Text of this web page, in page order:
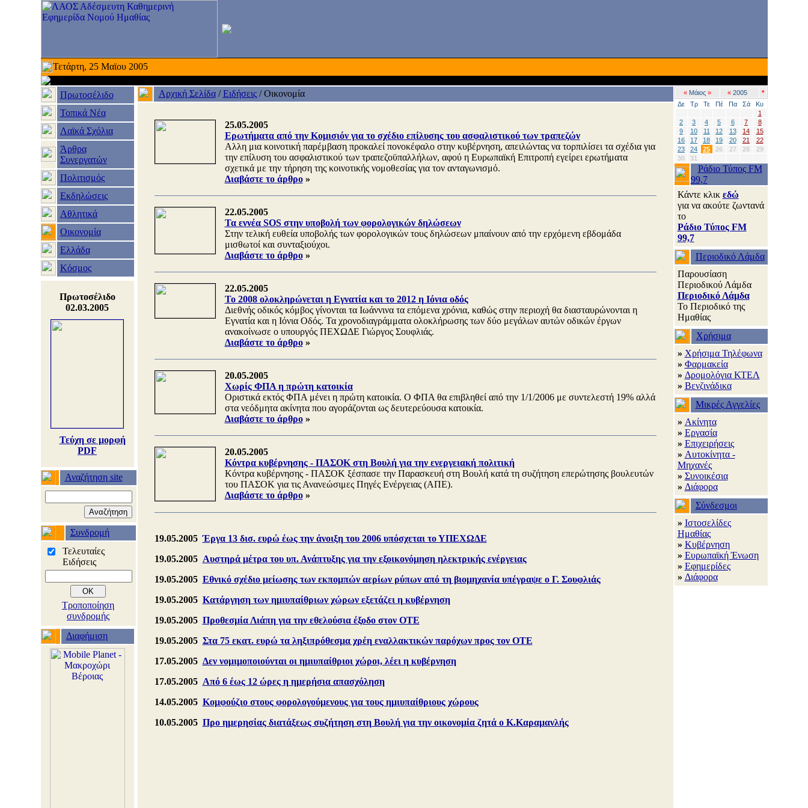
Τετάρτη, 25 Μαϊου 2005
Πρωτοσέλιδο
Τοπικά Νέα
Λαϊκά Σχόλια
Άρθρα
Συνεργατών
Πολιτισμός
Εκδηλώσεις
Αθλητικά
Οικονομία
Ελλάδα
Κόσμος
Πρωτοσέλιδο
02.03.2005
Τεύχη σε μορφή
PDF
Αναζήτηση site
Συνδρομή
Τελευταίες
Ειδήσεις
Τροποποίηση
συνδρομής
Διαφήμιση
Αρχική Σελίδα/Ειδήσεις/Οικονομία
25.05.2005
Ερωτήματα από την Κομισιόν για το σχέδιο επίλυσης του ασφαλιστικού των τραπεζών
Αλλη μια κοινοτική παρέμβαση προκαλεί πονοκέφαλο στην κυβέρνηση, απειλώντας να τορπιλίσει τα σχέδια για
την επίλυση του ασφαλιστικού των τραπεζοϋπαλλήλων, αφού η Ευρωπαϊκή Επιτροπή εγείρει ερωτήματα
σχετικά με την τήρηση της κοινοτικής νομοθεσίας για τον ανταγωνισμό.
Διαβάστε το άρθρο»
22.05.2005
Τα εννέα SOS στην υποβολή των φορολογικών δηλώσεων
Στην τελική ευθεία υποβολής των φορολογικών τους δηλώσεων μπαίνουν από την ερχόμενη εβδομάδα
μισθωτοί και συνταξιούχοι.
Διαβάστε το άρθρο»
22.05.2005
Το 2008 ολοκληρώνεται η Εγνατία και το 2012 η Ιόνια οδός
Διεθνής οδικός κόμβος γίνονται τα Ιωάννινα τα επόμενα χρόνια, καθώς στην περιοχή θα διασταυρώνονται η
Εγνατία και η Ιόνια Οδός. Τα χρονοδιαγράμματα ολοκλήρωσης των δύο μεγάλων αυτών οδικών έργων
ανακοίνωσε ο υπουργός ΠΕΧΩΔΕ Γιώργος Σουφλιάς.
Διαβάστε το άρθρο»
20.05.2005
Χωρίς ΦΠΑ η πρώτη κατοικία
Oριστικά εκτός ΦΠΑ μένει η πρώτη κατοικία. O ΦΠΑ θα επιβληθεί από την 1/1/2006 με συντελεστή 19% αλλά
στα νεόδμητα ακίνητα που αγοράζονται ως δευτερεύουσα κατοικία.
Διαβάστε το άρθρο»
20.05.2005
Κόντρα κυβέρνησης - ΠΑΣΟΚ στη Βουλή για την ενεργειακή πολιτική
Κόντρα κυβέρνησης - ΠΑΣΟΚ ξέσπασε την Παρασκευή στη Βουλή κατά τη συζήτηση επερώτησης βουλευτών
του ΠΑΣΟΚ για τις Ανανεώσιμες Πηγές Ενέργειας (ΑΠΕ).
Διαβάστε το άρθρο»
19.05.2005Έργα 13 δισ. ευρώ έως την άνοιξη του 2006 υπόσχεται το ΥΠΕΧΩΔΕ
19.05.2005 Αυστηρά μέτρα του υπ. Ανάπτυξης για την εξοικονόμηση ηλεκτρικής ενέργειας
19.05.2005 Εθνικό σχέδιο μείωσης των εκπομπών αερίων ρύπων από τη βιομηχανία υπέγραψε ο Γ. Σουφλιάς
19.05.2005 Κατάργηση των ημιυπαίθριων χώρων εξετάζει η κυβέρνηση
19.05.2005 Προθεσμία Λιάπη για την εθελούσια έξοδο στον ΟΤΕ
19.05.2005 Στα 75 εκατ. ευρώ τα ληξιπρόθεσμα χρέη εναλλακτικών παρόχων προς τον ΟΤΕ
17.05.2005 Δεν νομιμοποιούνται οι ημιυπαίθριοι χώροι, λέει η κυβέρνηση
17.05.2005 Από 6 έως 12 ώρες η ημερήσια απασχόληση
14.05.2005 Κομφούζιο στους φορολογούμενους για τους ημιυπαίθριους χώρους
10.05.2005 Προ ημερησίας διατάξεως συζήτηση στη Βουλή για την οικονομία ζητά ο Κ.Καραμανλής
« Μάιος » « 2005
*
Δε
Τρ Τε Πέ Πα Σά
Κυ
1
2
3 4 5 6 7
8
9
10 11 12 13 14
15
16
17 18 19 20 21
22
23
24 25 26 27 28
29
30
31
Ράδιο Τύπος FM
99,7
Κάντε κλικ εδώ
για να ακούτε ζωντανά
το
Ράδιο Τύπος FM
99,7
Περιοδικό Λάμδα
Παρουσίαση
Περιοδικού Λάμδα
Περιοδικό Λάμδα
Το Περιοδικό της
Ημαθίας
Χρήσιμα
» Χρήσιμα Τηλέφωνα
» Φαρμακεία
» Δρομολόγια ΚΤΕΛ
» Βενζινάδικα
Μικρές Αγγελίες
» Ακίνητα
» Εργασία
» Επιχειρήσεις
» Αυτοκίνητα -
Μηχανές
» Συνοικέσια
» Διάφορα
Σύνδεσμοι
» Ιστοσελίδες
Ημαθίας
» Κυβέρνηση
» Ευρωπαϊκή Ένωση
» Εφημερίδες
» Διάφορα